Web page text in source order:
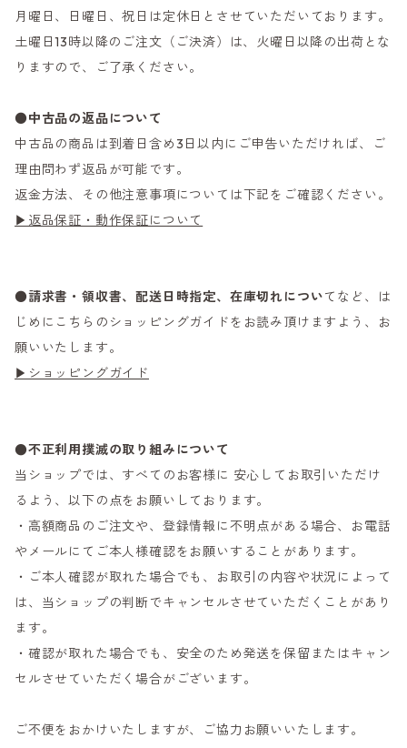
月曜日、日曜日、祝日は定休日とさせていただいております。
土曜日13時以降のご注文（ご決済）は、火曜日以降の出荷とな
りますので、ご了承ください。
●中古品の返品について
中古品の商品は到着日含め3日以内にご申告いただければ、ご
理由問わず返品が可能です。
返金方法、その他注意事項については下記をご確認ください。
▶返品保証・動作保証について
●請求書・領収書、配送日時指定、在庫切れについてなど、は
じめにこちらのショッピングガイドをお読み頂けますよう、お
願いいたします。
▶ショッピングガイド
●不正利用撲滅の取り組みについて
当ショップでは、すべてのお客様に 安心してお取引いただけ
るよう、以下の点をお願いしております。
・高額商品のご注文や、登録情報に不明点がある場合、お電話
やメールにてご本人様確認をお願いすることがあります。
・ご本人確認が取れた場合でも、お取引の内容や状況によって
は、当ショップの判断でキャンセルさせていただくことがあり
ます。
・確認が取れた場合でも、安全のため発送を保留またはキャン
セルさせていただく場合がございます。
ご不便をおかけいたしますが、ご協力お願いいたします。